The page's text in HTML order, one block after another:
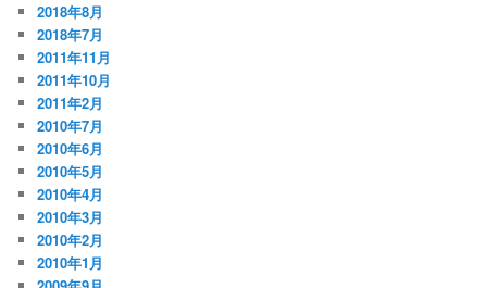
2018年8月
2018年7月
2011年11月
2011年10月
2011年2月
2010年7月
2010年6月
2010年5月
2010年4月
2010年3月
2010年2月
2010年1月